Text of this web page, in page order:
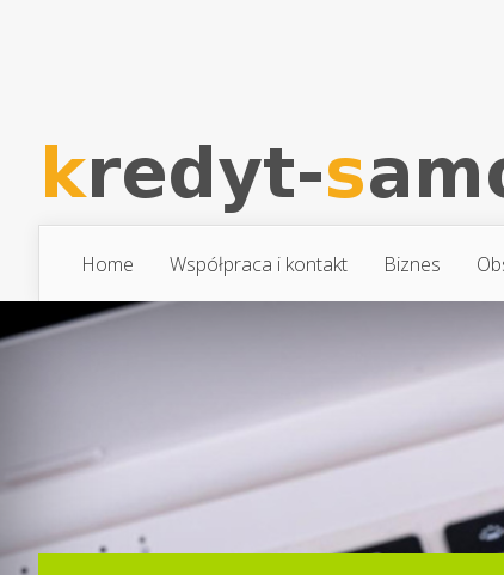
Home Współpraca i kontakt Biznes